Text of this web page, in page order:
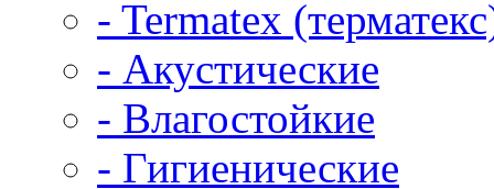
- Termatex
- Акустические
- Влагостойкие
- Гигиенические